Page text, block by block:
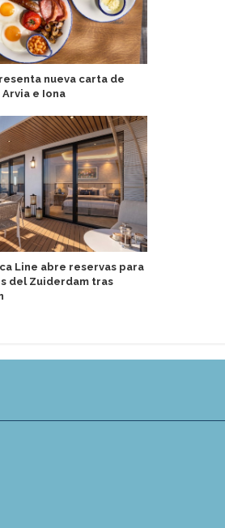
nueva carta de
Arvia e Iona
Line abre reservas para
del Zuiderdam tras